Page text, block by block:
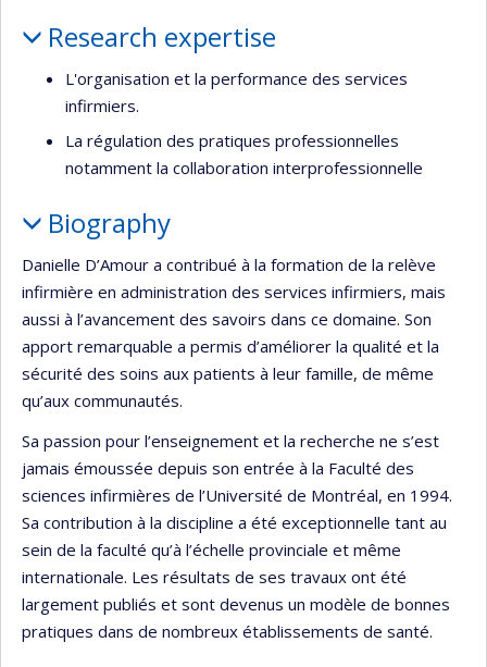
Research expertise
L'organisation et la performance des services
infirmiers.
La régulation des pratiques professionnelles
notamment la collaboration interprofessionnelle
Biography
Danielle D’Amour a contribué à la formation de la relève
infirmière en administration des services infirmiers, mais
aussi à l’avancement des savoirs dans ce domaine. Son
apport remarquable a permis d’améliorer la qualité et la
sécurité des soins aux patients à leur famille, de même
qu’aux communautés.
Sa passion pour l’enseignement et la recherche ne s’est
jamais émoussée depuis son entrée à la Faculté des
sciences infirmières de l’Université de Montréal, en 1994.
Sa contribution à la discipline a été exceptionnelle tant au
sein de la faculté qu’à l’échelle provinciale et même
internationale. Les résultats de ses travaux ont été
largement publiés et sont devenus un modèle de bonnes
pratiques dans de nombreux établissements de santé.